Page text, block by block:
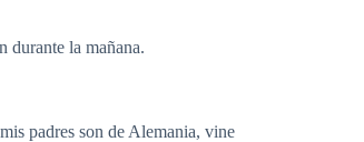
durante la mañana.
padres son de Alemania, vine